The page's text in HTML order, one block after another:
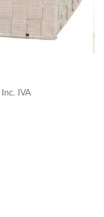
Inc. IVA